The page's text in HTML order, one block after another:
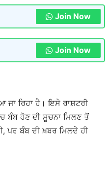
Join Now
Join Now
ਰਿਹਾ ਹੈ। ਇਸੇ ਰਾਸ਼ਟਰੀ
ਬੰਬ ਹੋਣ ਦੀ ਸੂਚਨਾ ਮਿਲਣ ਤੋਂ
ਪਰ ਬੰਬ ਦੀ ਖ਼ਬਰ ਮਿਲਦੇ ਹੀ